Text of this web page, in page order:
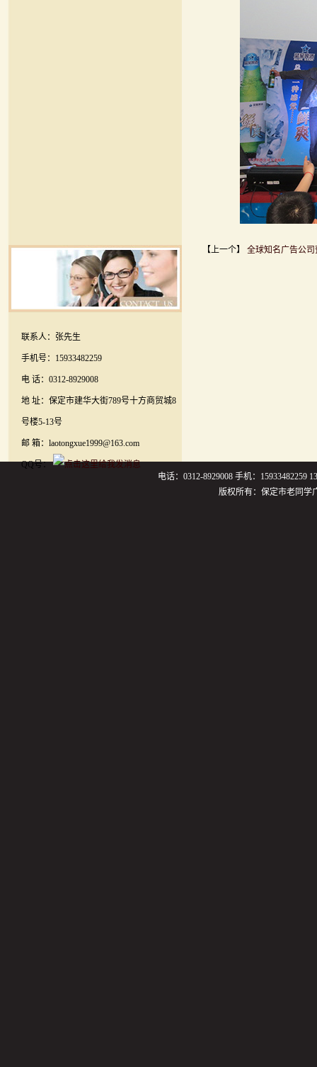
联系人：张先生
手机号：15933482259
电 话：0312-8929008
地 址：保定市建华大街789号十方商贸城8
号楼5-13号
邮 箱：laotongxue1999@163.com
QQ号：
【上一个】 全球知名广告公司
电话：0312-8929008 手机：15933482259
版权所有：保定市老同学